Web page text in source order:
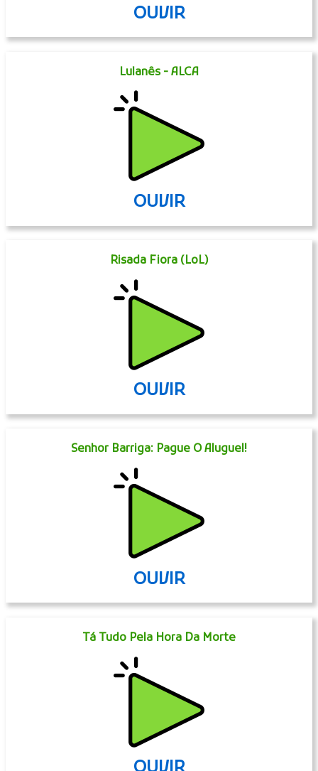
OUVIR
Lulanês - ALCA
OUVIR
Risada Fiora (LoL)
OUVIR
Senhor Barriga: Pague O Aluguel!
OUVIR
Tá Tudo Pela Hora Da Morte